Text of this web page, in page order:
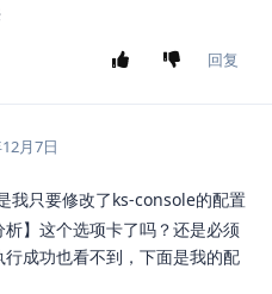
回复
月7日
我只要修改了ks-console的配置
】这个选项卡了吗？还是必须
成功也看不到，下面是我的配